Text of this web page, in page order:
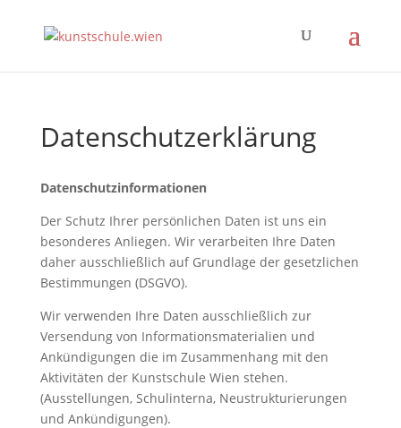
Datenschutzerklärung
Datenschutzinformationen
Der Schutz Ihrer persönlichen Daten ist uns ein
besonderes Anliegen. Wir verarbeiten Ihre Daten
daher ausschließlich auf Grundlage der gesetzlichen
Bestimmungen (DSGVO).
Wir verwenden Ihre Daten ausschließlich zur
Versendung von Informationsmaterialien und
Ankündigungen die im Zusammenhang mit den
Aktivitäten der Kunstschule Wien stehen.
(Ausstellungen, Schulinterna, Neustrukturierungen
und Ankündigungen).